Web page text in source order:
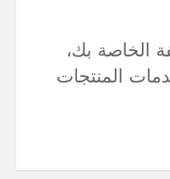
الخاصة بك،
المنتجات